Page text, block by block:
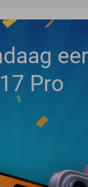
Pro